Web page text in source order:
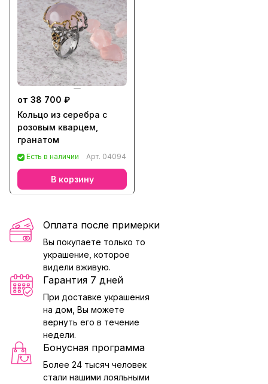
от 38 700 ₽
Кольцо из серебра с
розовым кварцем,
гранатом
Есть в наличии Арт. 04094
В корзину
Оплата после примерки
Вы покупаете только то
украшение, которое
видели вживую.
Гарантия 7 дней
При доставке украшения
на дом, Вы можете
вернуть его в течение
недели.
Бонусная программа
Более 24 тысяч человек
стали нашими лояльными